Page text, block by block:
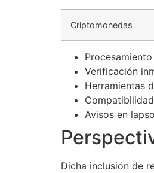
Criptomonedas
Verificación
Herramientas
Avisos en
Dicha inclusión de